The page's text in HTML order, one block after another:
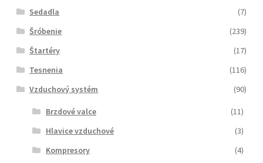
Sedadla
(7)
Šróbenie
(239)
Štartéry
(17)
Tesnenia
(116)
Vzduchový systém
(90)
Brzdové valce
(11)
Hlavice vzduchové
(3)
Kompresory
(4)